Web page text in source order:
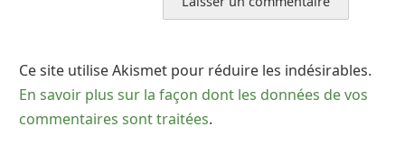
Ce site utilise Akismet pour réduire les indésirables.
En savoir plus sur la façon dont les données de vos
commentaires sont traitées.